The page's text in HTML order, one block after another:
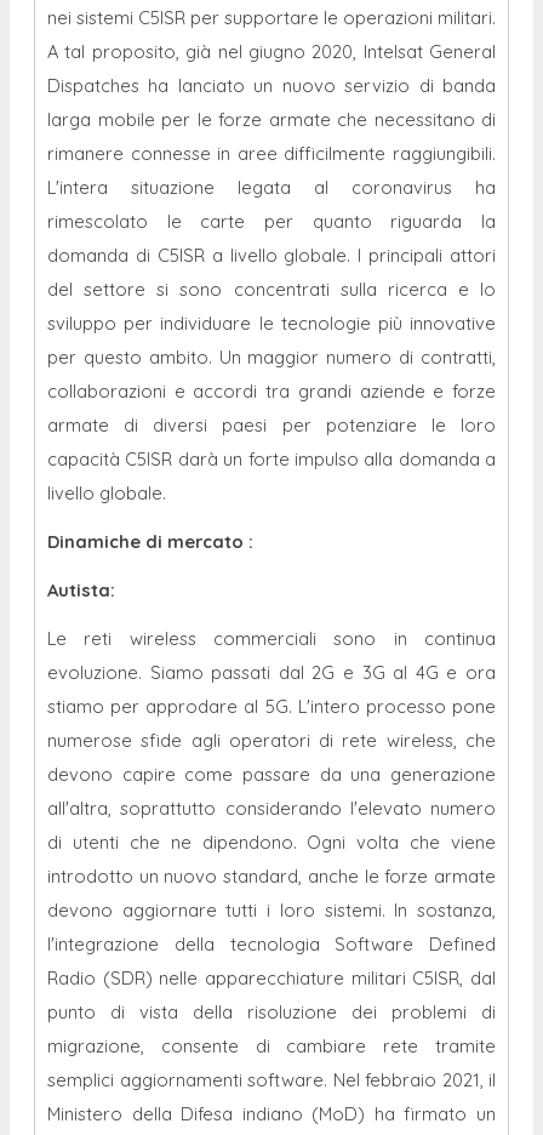
nei sistemi C5ISR per supportare le operazioni militari.
A tal proposito, già nel giugno 2020, Intelsat General
Dispatches ha lanciato un nuovo servizio di banda
larga mobile per le forze armate che necessitano di
rimanere connesse in aree difficilmente raggiungibili.
L'intera situazione legata al coronavirus ha
rimescolato le carte per quanto riguarda la
domanda di C5ISR a livello globale. I principali attori
del settore si sono concentrati sulla ricerca e lo
sviluppo per individuare le tecnologie più innovative
per questo ambito. Un maggior numero di contratti,
collaborazioni e accordi tra grandi aziende e forze
armate di diversi paesi per potenziare le loro
capacità C5ISR darà un forte impulso alla domanda a
livello globale.
Dinamiche di mercato :
Autista:
Le reti wireless commerciali sono in continua
evoluzione. Siamo passati dal 2G e 3G al 4G e ora
stiamo per approdare al 5G. L'intero processo pone
numerose sfide agli operatori di rete wireless, che
devono capire come passare da una generazione
all'altra, soprattutto considerando l'elevato numero
di utenti che ne dipendono. Ogni volta che viene
introdotto un nuovo standard, anche le forze armate
devono aggiornare tutti i loro sistemi. In sostanza,
l'integrazione della tecnologia Software Defined
Radio (SDR) nelle apparecchiature militari C5ISR, dal
punto di vista della risoluzione dei problemi di
migrazione, consente di cambiare rete tramite
semplici aggiornamenti software. Nel febbraio 2021, il
Ministero della Difesa indiano (MoD) ha firmato un